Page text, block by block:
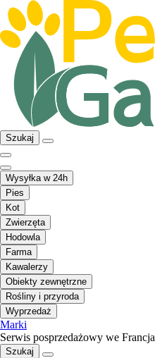
Szukaj
Wysyłka w 24h
Pies
Kot
Zwierzęta
Hodowla
Farma
Kawalerzy
Obiekty zewnętrzne
Rośliny i przyroda
Wyprzedaż
Marki
Serwis posprzedażowy we Francja
Szukaj